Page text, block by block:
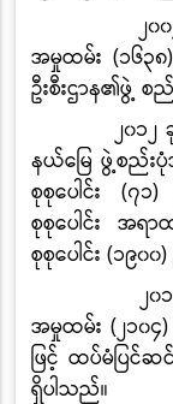
၂
အမှုထမ်း(၁၆၃၈)
ဦးစီးဌာန၏ဖွဲ့ စ
၂၀၁
နယ်မြေ ဖွဲ့စည်း
စုစုပေါင်း (၇၁
စုစုပေါင်း အရ
စုစုပေါင်း (၁၉၀၀)
၂
အမှုထမ်း (၂၁၀၄)
ဖြင့် ထပ်မံပြင်
ရှိပါသည်။